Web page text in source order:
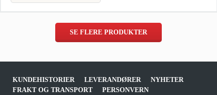
SE FLERE PRODUKTER
KUNDEHISTORIER LEVERANDØRER
NYHETER
FRAKT OG TRANSPORT
PERSONVERN